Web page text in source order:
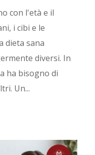
con l'età e il
i cibi e le
dieta sana
diversi. In
ha bisogno di
Un...